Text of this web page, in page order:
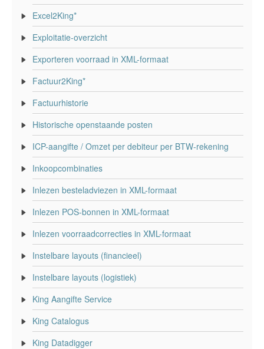
Excel2King*
Exploitatie-overzicht
Exporteren voorraad in XML-formaat
Factuur2King*
Factuurhistorie
Historische openstaande posten
ICP-aangifte / Omzet per debiteur per BTW-rekening
Inkoopcombinaties
Inlezen besteladviezen in XML-formaat
Inlezen POS-bonnen in XML-formaat
Inlezen voorraadcorrecties in XML-formaat
Instelbare layouts (financieel)
Instelbare layouts (logistiek)
King Aangifte Service
King Catalogus
King Datadigger